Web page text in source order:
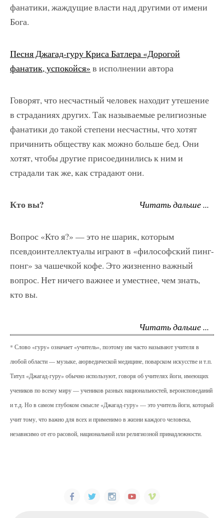
фанатики, жаждущие власти над другими от имени
Бога.
Песня Джагад-гуру Криса Батлера «Дорогой
фанатик, успокойся» в исполнении автора
Говорят, что несчастный человек находит утешение
в страданиях других. Так называемые религиозные
фанатики до такой степени несчастны, что хотят
причинить обществу как можно больше бед. Они
хотят, чтобы другие присоединились к ним и
страдали так же, как страдают они.
Читать дальше ...
Кто вы?
Вопрос «Кто я?» — это не шарик, которым
псевдоинтеллектуалы играют в «философский пинг-
понг» за чашечкой кофе. Это жизненно важный
вопрос. Нет ничего важнее и уместнее, чем знать,
кто вы.
Читать дальше ...
* Слово «гуру» означает «учитель», поэтому им часто называют учителя в
любой области — музыке, аюрведической медицине, поварском искусстве и т.п.
Титул «Джагад-гуру» обычно используют, говоря об учителях йоги, имеющих
учеников по всему миру — учеников разных национальностей, вероисповеданий
и т.д. Но в самом глубоком смысле «Джагад-гуру» — это учитель йоги, который
учит тому, что важно для всех и применимо в жизни каждого человека,
независимо от его расовой, национальной или религиозной принадлежности.